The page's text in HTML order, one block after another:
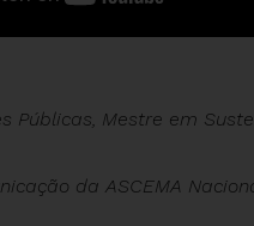
Públicas, Mestre em
da ASCEMA